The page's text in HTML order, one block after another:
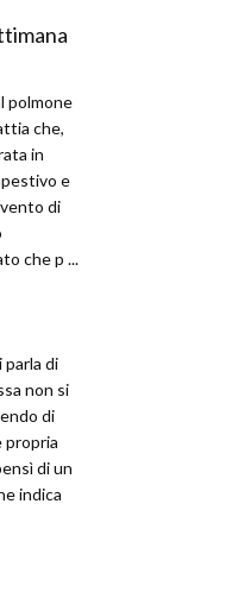
polmone
che,
in
e
di
che p ...
parla di
non si
di
propria
di un
indica